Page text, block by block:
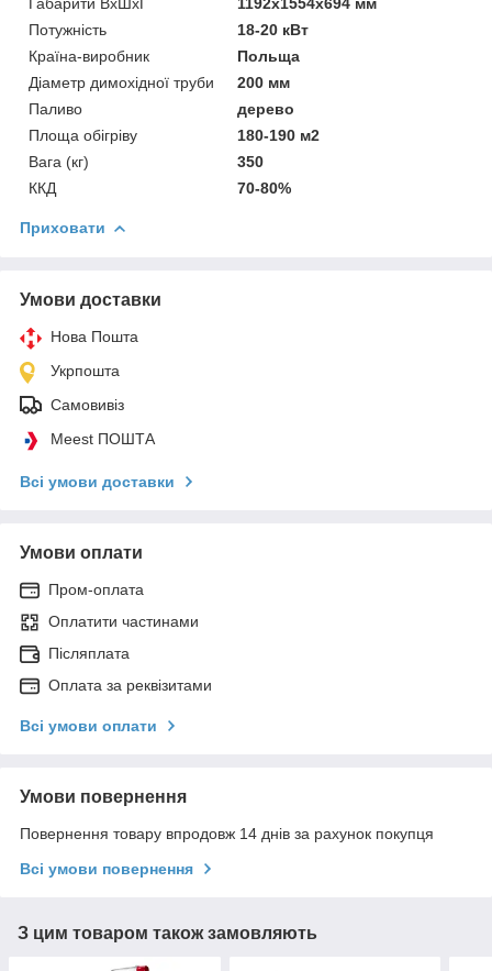
Потужність
18-20 кВт
Країна-виробник
Польща
Діаметр димохідної труби
200 мм
Паливо
дерево
Площа обігріву
180-190 м2
Вага (кг)
350
ККД
70-80%
Приховати
Умови доставки
Нова Пошта
Укрпошта
Самовивіз
Meest ПОШТА
Всі умови доставки
Умови оплати
Пром-оплата
Оплатити частинами
Післяплата
Оплата за реквізитами
Всі умови оплати
Умови повернення
Повернення товару впродовж 14 днів за рахунок покупця
Всі умови повернення
З цим товаром також замовляють